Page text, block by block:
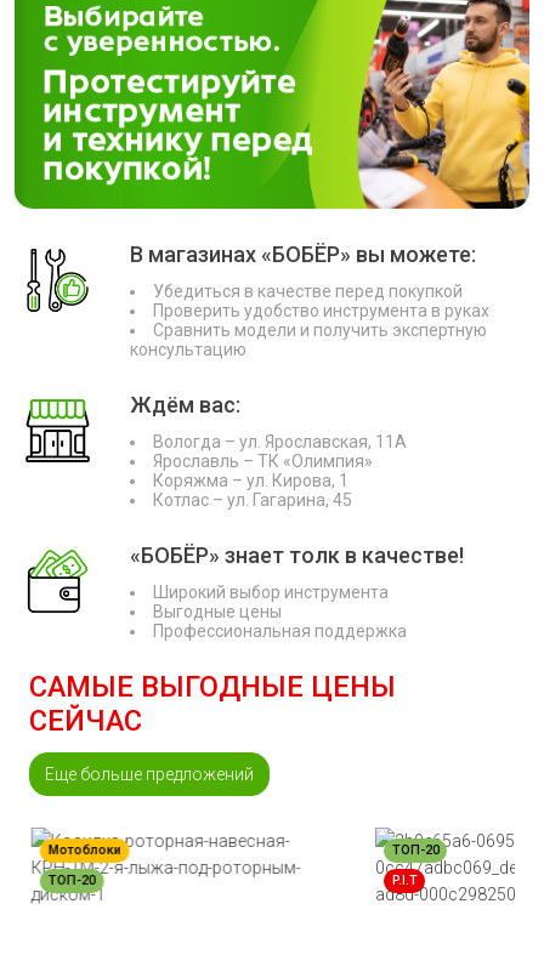
В магазинах «БОБЁР» вы можете:
Убедиться в качестве перед покупкой
Проверить удобство инструмента в руках
Сравнить модели и получить экспертную
консультацию
Ждём вас:
Вологда – ул. Ярославская, 11А
Ярославль – ТК «Олимпия»
Коряжма – ул. Кирова, 1
Котлас – ул. Гагарина, 45
«БОБЁР» знает толк в качестве!
Широкий выбор инструмента
Выгодные цены
Профессиональная поддержка
САМЫЕ ВЫГОДНЫЕ ЦЕНЫ
СЕЙЧАС
Еще больше предложений
Мотоблоки
ТОП-20
ТОП-20
P.I.T